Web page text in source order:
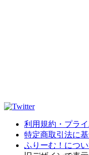
利用規約・プラ
特定商取引法に
ふりーむ！につ